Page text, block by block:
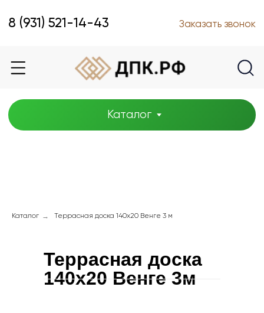
8 (931) 521-14-43
Каталог
Каталог → Террасная доска 140x20 Венге 3 м
Террасная доска
140x20 Венге 3м